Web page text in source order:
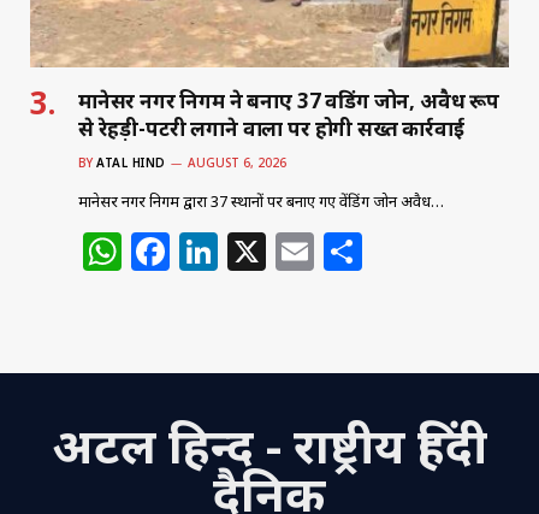
मानेसर नगर निगम ने बनाए 37 वेंडिंग जोन, अवैध रूप
से रेहड़ी-पटरी लगाने वालों पर होगी सख्त कार्रवाई
BY ATAL HIND AUGUST 6, 2026
मानेसर नगर निगम द्वारा 37 स्थानों पर बनाए गए वेंडिंग जोन अवैध…
W
s
p
p
F
e
o
o
Li
e
n
X E
l e
अटल हिन्द - राष्ट्रीय हिंदी
दैनिक